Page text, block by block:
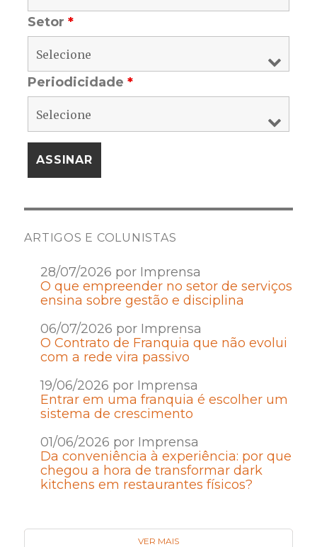
Setor*
Periodicidade*
ARTIGOS E COLUNISTAS
28/07/2026 por Imprensa
O que empreender no setor de serviços
ensina sobre gestão e disciplina
06/07/2026 por Imprensa
O Contrato de Franquia que não evolui
com a rede vira passivo
19/06/2026 por Imprensa
Entrar em uma franquia é escolher um
sistema de crescimento
01/06/2026 por Imprensa
Da conveniência à experiência: por que
chegou a hora de transformar dark
kitchens em restaurantes físicos?
VER MAIS